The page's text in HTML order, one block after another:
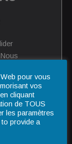
Nous
ainsi que
le dépôt
pour vous
vos
cliquant
de TOUS
les paramètres
provide a